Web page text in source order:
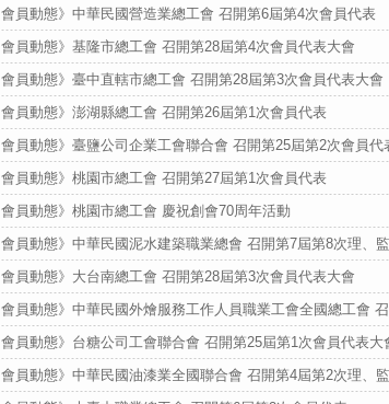
會員動態》中華民國營造業總工會 召開第6屆第4次會員代表
會員動態》基隆市總工會 召開第28屆第4次會員代表大會
會員動態》臺中直轄市總工會 召開第28屆第3次會員代表大會
會員動態》澎湖縣總工會 召開第26屆第1次會員代表
會員動態》臺鹽公司企業工會聯合會 召開第25屆第2次會員代
會員動態》桃園市總工會 召開第27屆第1次會員代表
會員動態》桃園市總工會 慶祝創會70周年活動
會員動態》中華民國泥水建築職業總會 召開第7屆第8次理、
會員動態》大台南總工會 召開第28屆第3次會員代表大會
會員動態》中華民國外燴服務工作人員職業工會全國總工會
會員動態》台糖公司工會聯合會 召開第25屆第1次會員代表大
會員動態》中華民國油漆業全國聯合會 召開第4屆第2次理、監